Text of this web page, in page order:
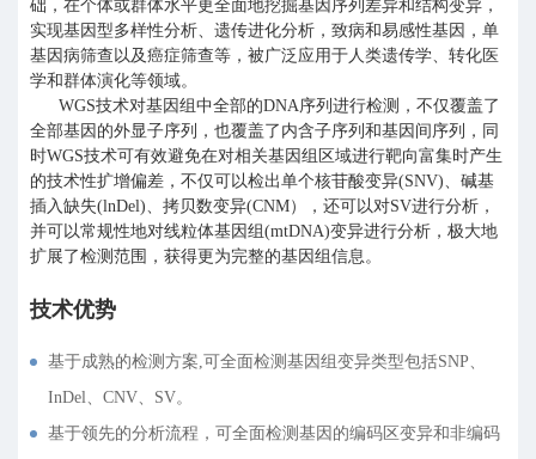
础，在个体或群体水平更全面地挖掘基因序列差异和结构变异，
实现基因型多样性分析、遗传进化分析，致病和易感性基因，单
基因病筛查以及癌症筛查等，被广泛应用于人类遗传学、转化医
学和群体演化等领域。
WGS技术对基因组中全部的DNA序列进行检测，不仅覆盖了
全部基因的外显子序列，也覆盖了内含子序列和基因间序列，同
时WGS技术可有效避免在对相关基因组区域进行靶向富集时产生
的技术性扩增偏差，不仅可以检出单个核苷酸变异(SNV)、碱基
插入缺失(lnDel)、拷贝数变异(CNM），还可以对SV进行分析，
并可以常规性地对线粒体基因组(mtDNA)变异进行分析，极大地
扩展了检测范围，获得更为完整的基因组信息。
技术优势
基于成熟的检测方案,可全面检测基因组变异类型包括SNP、
InDel、CNV、SV。
基于领先的分析流程，可全面检测基因的编码区变异和非编码